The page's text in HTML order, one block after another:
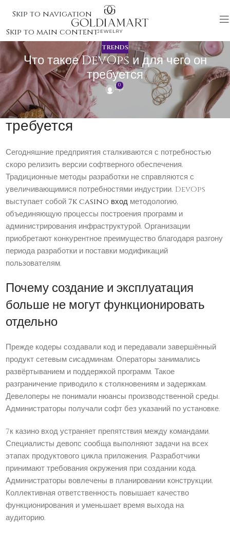
Skip to navigation
Skip to main content
TRENDS
Что такое DevOps и для чего он
требуется
0
Что такое DevOps и для чего он
требуется
Сегодняшние предприятия сталкиваются с потребностью
скоро релизить версии софтверного обеспечения.
Традиционные методы разработки не справляются с
увеличивающимися потребностями индустрии. DevOps
выступает собой7k casino вход методологию,
объединяющую процессы построения программ и
администрирования инфраструктурой. Организации
приобретают конкурентное преимущество благодаря разгону
периода разработки и поставки модификаций
пользователям.
Почему создание и эксплуатация
больше не могут функционировать
отдельно
Прежде кодеры создавали код и передавали завершённый
продукт сетевым сисадминам. Операторы занимались
развёртыванием и поддержкой программ. Такое
разграничение приводило к столкновениям и задержкам.
Девелоперы не понимали нюансы производственной среды.
Администраторы получали софт без указаний по установке.
7к казино вход устраняет препятствия между командами.
Специалисты девопс сообща выполняют задачи на всех
этапах продуктового цикла приложения. Разработчики
принимают требования окружения при создании кода.
Администраторы вовлечены в планировании конструкции.
Коллективная ответственность повышает качество
функционирования и уменьшает время выхода на
аудиторию.